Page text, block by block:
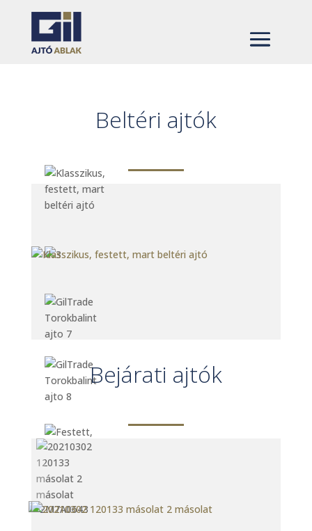
Beltéri ajtók
Bejárati ajtók